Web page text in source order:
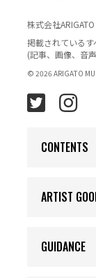
株式会社
掲載されている
(記事、画像、音
© 2026 ARIGATO
CONTENTS
ARTIST
GUIDANCE